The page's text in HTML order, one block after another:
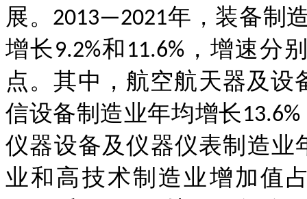
展。2013—2021年，装备制
增长9.2%和11.6%，增速分
点。其中，航空航天器及设
信设备制造业年均增长
仪器设备及仪器仪表制造业
业和高技术制造业增加值